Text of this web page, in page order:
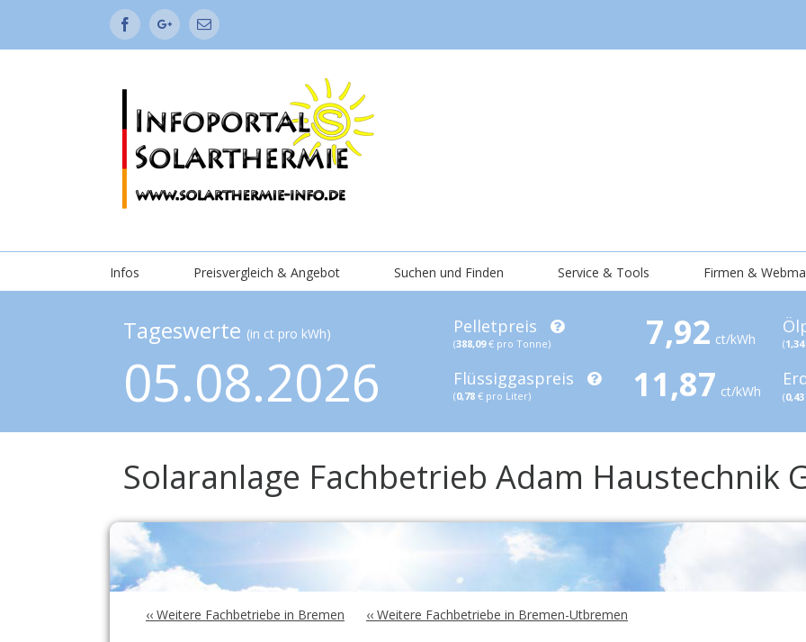
FacebookGoogle+Email
Infos Preisvergleich & Angebot Suchen und Finden Service & Tools Firmen &
Tageswerte (in ct pro kWh)
05.08.2026
Pelletpreis
(388,09€ pro Tonne) 7,92 ct/kWh (1,34
Flüssiggaspreis
(0,78€ pro Liter) 11,87 ct/kWh (0,43
Solaranlage Fachbetrieb Adam Haustechnik
‹‹ Weitere Fachbetriebe in Bremen ‹‹ Weitere Fachbetriebe in Bremen-Utbremen